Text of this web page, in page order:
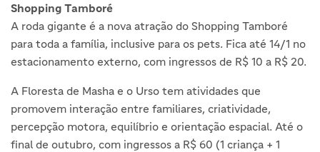
Shopping Tamboré
A roda gigante é a nova atração do Shopping Tamboré
para toda a família, inclusive para os pets. Fica até 14/1 no
estacionamento externo, com ingressos de R$ 10 a R$ 20.
A Floresta de Masha e o Urso tem atividades que
promovem interação entre familiares, criatividade,
percepção motora, equilíbrio e orientação espacial. Até o
final de outubro, com ingressos a R$ 60 (1 criança + 1